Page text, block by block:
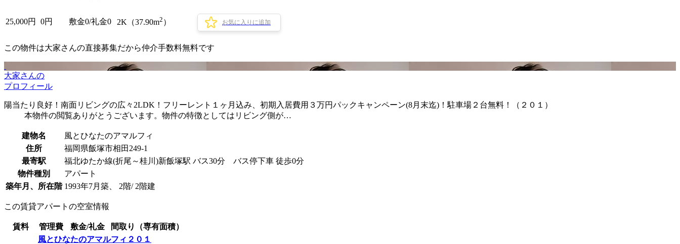
25,000円 0円 敷金0/礼金0 2K（37.90m2 ） お気に入りに追加
この物件は大家さんの直接募集だから仲介手数料無料です
大家さんの
プロフィール
陽当たり良好！南面リビングの広々2LDK！フリーレント１ヶ月込み、初期入居費用３万円パックキャンペーン(8月末迄)！駐車場２台無料！（２０１）
本物件の閲覧ありがとうございます。物件の特徴としてはリビング側が…
建物名
風とひなたのアマルフィ
住所
福岡県飯塚市相田249-1
最寄駅
福北ゆたか線(折尾～桂川)新飯塚駅 バス30分 バス停下車 徒歩0分
物件種別
アパート
築年月、所在階 1993年7月築、 2階/ 2階建
この賃貸アパートの空室情報
賃料 管理費 敷金/礼金
間取り（専有面積）
風とひなたのアマルフィ２０１